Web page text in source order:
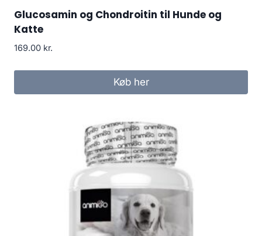
Glucosamin og Chondroitin til Hunde og
Katte
169.00 kr.
Køb her